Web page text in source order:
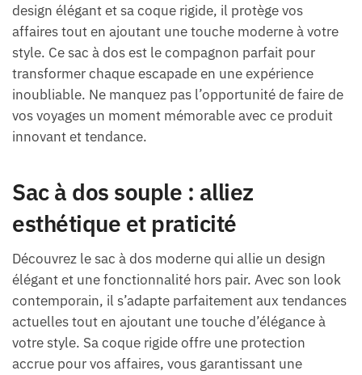
design élégant et sa coque rigide, il protège vos
affaires tout en ajoutant une touche moderne à votre
style. Ce sac à dos est le compagnon parfait pour
transformer chaque escapade en une expérience
inoubliable. Ne manquez pas l’opportunité de faire de
vos voyages un moment mémorable avec ce produit
innovant et tendance.
Sac à dos souple : alliez
esthétique et praticité
Découvrez le sac à dos moderne qui allie un design
élégant et une fonctionnalité hors pair. Avec son look
contemporain, il s’adapte parfaitement aux tendances
actuelles tout en ajoutant une touche d’élégance à
votre style. Sa coque rigide offre une protection
accrue pour vos affaires, vous garantissant une